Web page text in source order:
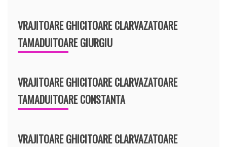
VRAJITOARE GHICITOARE CLARVAZATOARE
TAMADUITOARE GIURGIU
VRAJITOARE GHICITOARE CLARVAZATOARE
TAMADUITOARE CONSTANTA
VRAJITOARE GHICITOARE CLARVAZATOARE